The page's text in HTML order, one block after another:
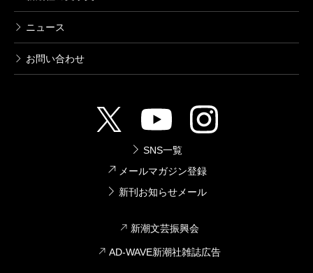
ニュース
お問い合わせ
SNS一覧
メールマガジン登録
新刊お知らせメール
新潮文芸振興会
AD-WAVE新潮社雑誌広告